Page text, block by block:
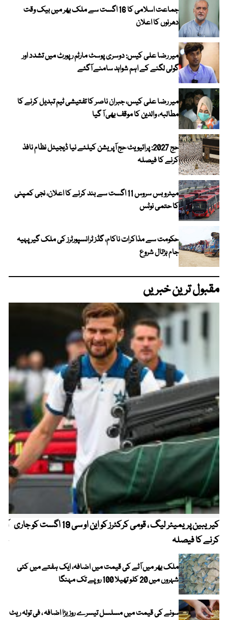
جماعت اسلامی کا 16 اگست سے ملک بھر میں بیک وقت
دھرنوں کا اعلان
میر رضا علی کیس: دوسری پوسٹ مارٹم رپورٹ میں تشدد اور
گولی لگنے کے اہم شواہد سامنے آگئے
میر رضا علی کیس، جبران ناصر کا تفتیشی ٹیم تبدیل کرنے کا
مطالبہ، والدین کا موقف بھی آ گیا
حج 2027: پرائیویٹ حج آپریشن کیلئے نیا ڈیجیٹل نظام نافذ
کرنے کا فیصلہ
میٹرو بس سروس 11 اگست سے بند کرنے کا اعلان، نجی کمپنی
کا حتمی نوٹس
حکومت سے مذاکرات ناکام، گڈز ٹرانسپورٹرز کی ملک گیر پہیہ
جام ہڑتال شروع
مقبول ترین خبریں
کیریبین پریمیئر لیگ ، قومی کرکٹرز کو این او سی 19 اگست کو جاری
کرنے کا فیصلہ
ملک بھر میں آٹے کی قیمت میں اضافہ، ایک ہفتے میں کئی
شہروں میں 20 کلو تھیلا 100 روپے تک مہنگا
سونے کی قیمت میں مسلسل تیسرے روز بڑا اضافہ ، فی تولہ ریٹ